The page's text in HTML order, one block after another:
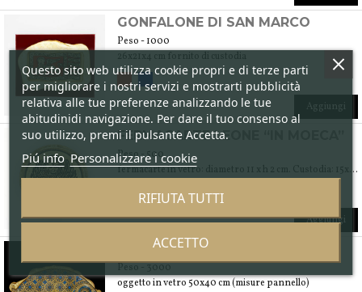
GONFALONE DI SAN MARCO
Peso - 1000
Aggiungi
FERMACARTE LEONE “IN MOECA”
Peso - 500
fermacarte in vetro: diametro 11 x h 2 cm. Custodia: 15x15x4 cm
Aggiungi
PESCE
oggetto in vetro 50x40 cm (misure pannello)
Questo sito web utilizza cookie propri e di terze parti
per migliorare i nostri servizi e mostrarti pubblicità
relativa alle tue preferenze analizzando le tue
abitudinidi navigazione. Per dare il tuo consenso al
suo utilizzo, premi il pulsante Accetta.
Piú info Personalizzare i cookie
RIFIUTA TUTTI
ACCETTO